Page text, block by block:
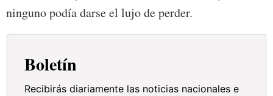
ninguno podía darse el lujo de perder.
Boletín
Recibirás diariamente las noticias nacionales e